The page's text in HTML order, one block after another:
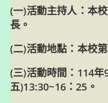
(一)活動主持人：本
長。
(二)活動地點：本校
(三)活動時間：114年
五)13:30~16：25。